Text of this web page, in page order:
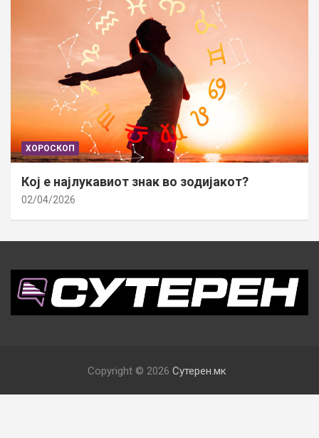
ХОРОСКОП
Кој е најлукавиот знак во зодијакот?
02/04/2026
Copyright © 2026 Сутерен.мк